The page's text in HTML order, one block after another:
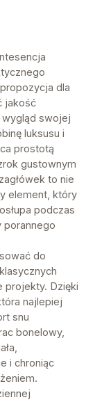
dla
jakość
swojej
luksusu i
prostotą
gustownym
to nie
element, który
podczas
porannego
do
projekty. Dzięki
najlepiej
snu
bonelowy,
i chroniąc